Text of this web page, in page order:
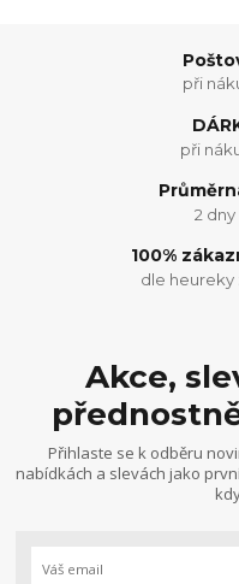
při
při
2
100%
dle heureky
Akce,
Přihlaste se k odběru
nabídkách a slevách jako